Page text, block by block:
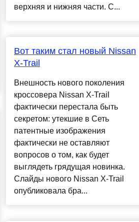
верхняя и нижняя части. С...
Вот таким стал новый Nissan
X-Trail
Внешность нового поколения
кроссовера Nissan X-Trail
фактически перестала быть
секретом: утекшие в Сеть
патентные изображения
фактически не оставляют
вопросов о том, как будет
выглядеть грядущая новинка.
Слайды нового Nissan X-Trail
опубликовала бра...